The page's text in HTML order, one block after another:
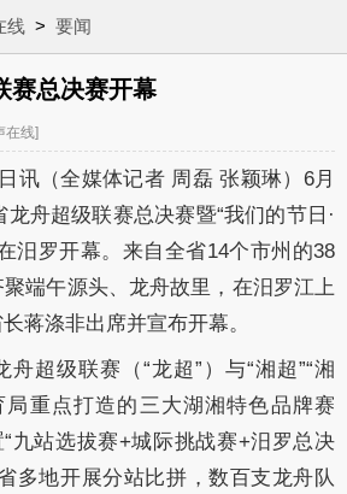
线> 要闻
赛总决赛开幕
在线]
讯（全媒体记者 周磊 张颖琳）6月
龙舟超级联赛总决赛暨“我们的节日·
汨罗开幕。来自全省14个市州的38
端午源头、龙舟故里，在汨罗江上
蒋涤非出席并宣布开幕。
舟超级联赛（“龙超”）与“湘超”“湘
局重点打造的三大湖湘特色品牌赛
“九站选拔赛+城际挑战赛+汨罗总决
多地开展分站比拼，数百支龙舟队